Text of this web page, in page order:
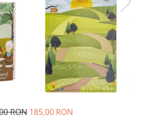
RON 185,00 RON